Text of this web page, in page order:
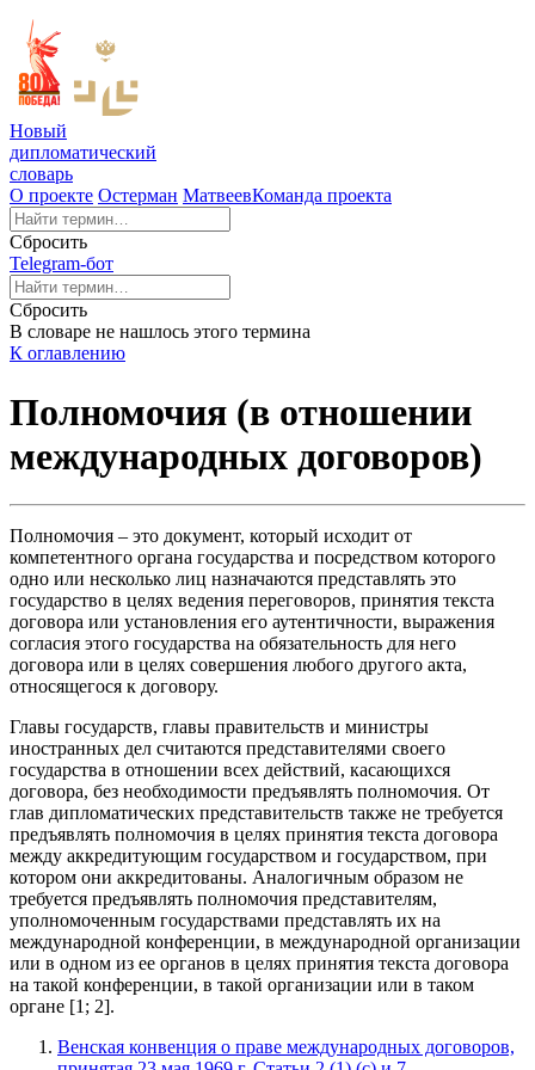
Новый
дипломатический
словарь
О проекте Остерман МатвеевКоманда проекта
Сбросить
Telegram-бот
Сбросить
В словаре не нашлось этого термина
К оглавлению
Полномочия (в отношении
международных договоров)
Полномочия – это документ, который исходит от
компетентного органа государства и посредством которого
одно или несколько лиц назначаются представлять это
государство в целях ведения переговоров, принятия текста
договора или установления его аутентичности, выражения
согласия этого государства на обязательность для него
договора или в целях совершения любого другого акта,
относящегося к договору.
Главы государств, главы правительств и министры
иностранных дел считаются представителями своего
государства в отношении всех действий, касающихся
договора, без необходимости предъявлять полномочия. От
глав дипломатических представительств также не требуется
предъявлять полномочия в целях принятия текста договора
между аккредитующим государством и государством, при
котором они аккредитованы. Аналогичным образом не
требуется предъявлять полномочия представителям,
уполномоченным государствами представлять их на
международной конференции, в международной организации
или в одном из ее органов в целях принятия текста договора
на такой конференции, в такой организации или в таком
органе [1; 2].
Венская конвенция о праве международных договоров,